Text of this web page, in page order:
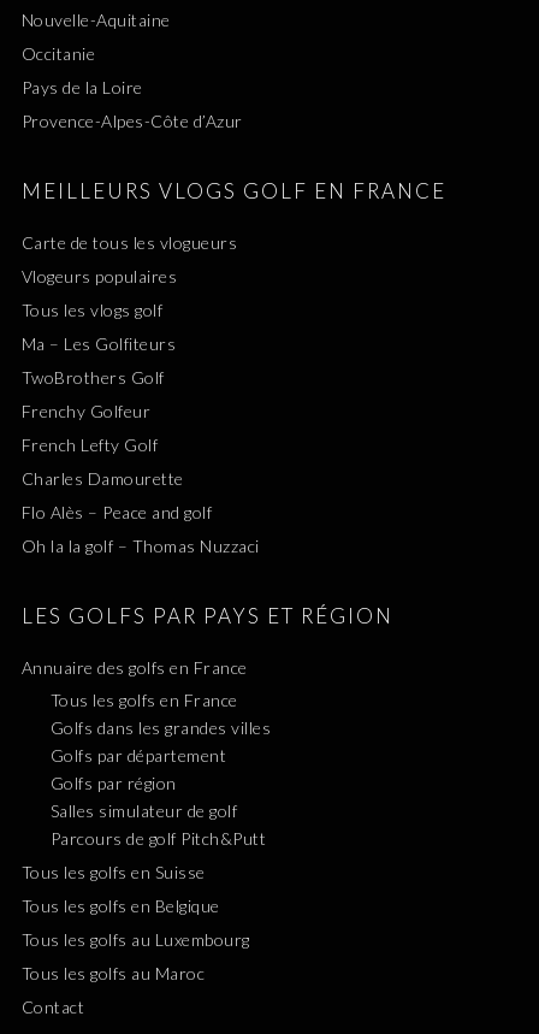
Nouvelle-Aquitaine
Occitanie
Pays de la Loire
Provence-Alpes-Côte d’Azur
MEILLEURS VLOGS GOLF EN FRANCE
Carte de tous les vlogueurs
Vlogeurs populaires
Tous les vlogs golf
Ma – Les Golfiteurs
TwoBrothers Golf
Frenchy Golfeur
French Lefty Golf
Charles Damourette
Flo Alès – Peace and golf
Oh la la golf – Thomas Nuzzaci
LES GOLFS PAR PAYS ET RÉGION
Annuaire des golfs en France
Tous les golfs en France
Golfs dans les grandes villes
Golfs par département
Golfs par région
Salles simulateur de golf
Parcours de golf Pitch&Putt
Tous les golfs en Suisse
Tous les golfs en Belgique
Tous les golfs au Luxembourg
Tous les golfs au Maroc
Contact